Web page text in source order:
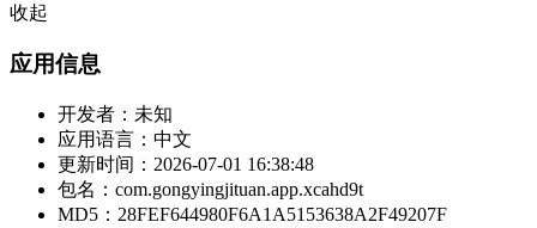
收起
应用信息
开发者： 未知
应用语言： 中文
更新时间： 2026-07-01 16:38:48
包名： com.gongyingjituan.app.xcahd9t
MD5： 28FEF644980F6A1A5153638A2F49207F